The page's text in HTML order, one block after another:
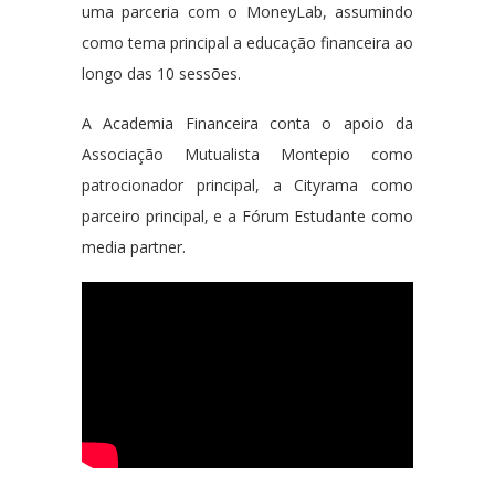
uma parceria com o MoneyLab, assumindo
como tema principal a educação financeira ao
longo das 10 sessões.
A Academia Financeira conta o apoio da
Associação Mutualista Montepio como
patrocionador principal, a Cityrama como
parceiro principal, e a Fórum Estudante como
media partner.